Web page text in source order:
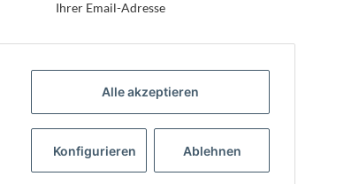
Alle akzeptieren
Konfigurieren Ablehnen
Ihrer Email-Adresse